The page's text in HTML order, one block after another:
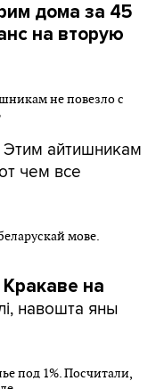
дома за 45
на вторую
Этим айтишникам
чем все
на
навошта яны